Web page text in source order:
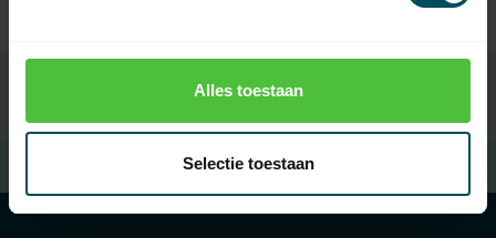
Alles toestaan
Selectie toestaan
Frais de portà partir de 100 € d'achat (en NL)